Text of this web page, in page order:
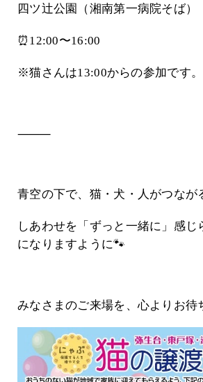
四ツ辻公園（湘南第一病院そば）
⏰12:00〜16:00
※猫さんは13:00からの参加です。
⸻
青空の下で、猫・犬・人がつなが
しあわせを「ずっと一緒に」感じ
になりますように🐾
みなさまのご来場を、心よりお待